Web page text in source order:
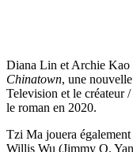
Diana Lin et Archie Kao
Chinatown, une
Television et le créateur
le roman en 2020.
Tzi Ma jouera
Willis Wu (Jimmy O.